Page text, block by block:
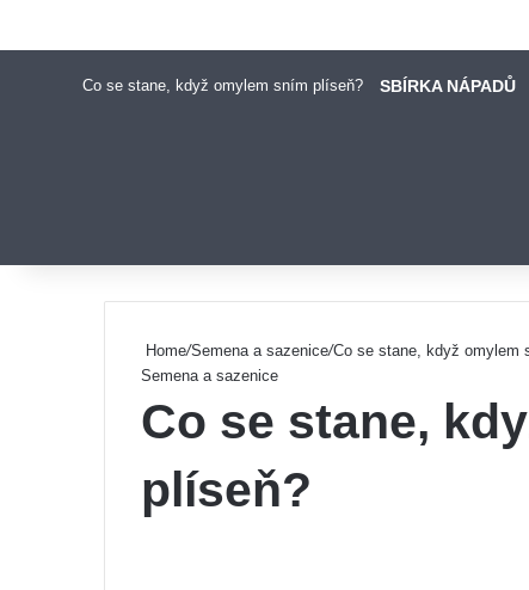
Co se stane, když omylem sním plíseň? SBÍRKA NÁPADŮ
Home/Semena a sazenice/Co se stane, když omylem
Semena a sazenice
Co se stane,
plíseň?